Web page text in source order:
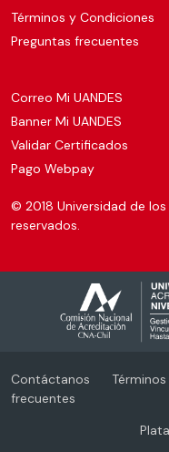
Términos y Condiciones
Preguntas frecuentes
Correo Mi UANDES
Banner Mi UANDES
Validar Certificados
Pago Webpay
© 2018 Universidad de
reservados.
Contáctanos
frecuentes